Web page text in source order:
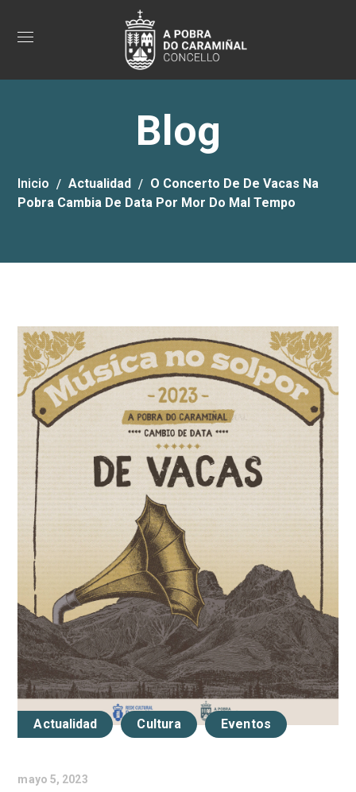
Blog
Inicio Actualidad
O Concerto De De Vacas Na
Pobra Cambia De Data Por Mor Do Mal Tempo
Actualidad Cultura Eventos
mayo 5, 2023